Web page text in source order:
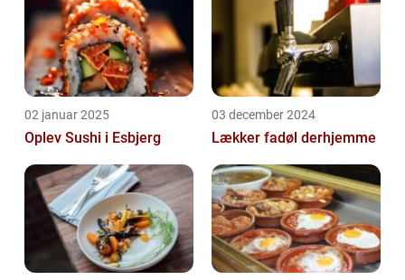
02 januar 2025
Oplev Sushi i Esbjerg
03 december 2024
Lækker fadøl derhjemme